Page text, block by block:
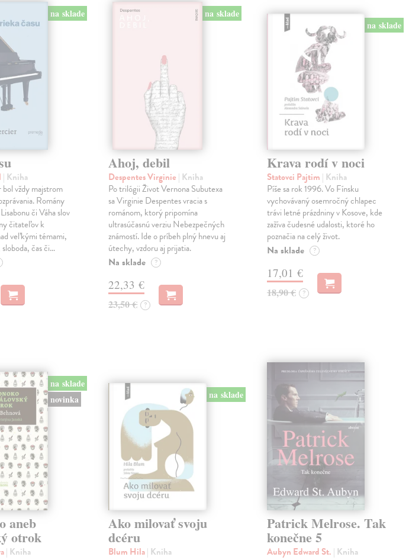
na sklade
| Kniha
vždy majstrom
Romány
či Váha slov
čitateľov k
veľkými témami,
čas či…
na sklade
Ahoj, debil
Despentes Virginie | Kniha
Po trilógii Život Vernona Subutexa
sa Virginie Despentes vracia s
románom, ktorý pripomína
ultrasúčasnú verziu Nebezpečných
známostí. Ide o príbeh plný hnevu aj
útechy, vzdoru aj prijatia.
Na sklade ?
22,33 €
23,50 € ?
na sklade
Krava rodí v noci
Statovci Pajtim | Kniha
Píše sa rok 1996. Vo Fínsku
vychovávaný osemročný chlapec
trávi letné prázdniny v Kosove, kde
zažíva čudesné udalosti, ktoré ho
poznačia na celý život.
Na sklade ?
17,01 €
18,90 € ?
na sklade
novinka
aneb
otrok
| Kniha
na sklade
Ako milovať svoju
dcéru
Blum Hila| Kniha
Patrick Melrose. Tak
konečne 5
Aubyn Edward St. | Kniha